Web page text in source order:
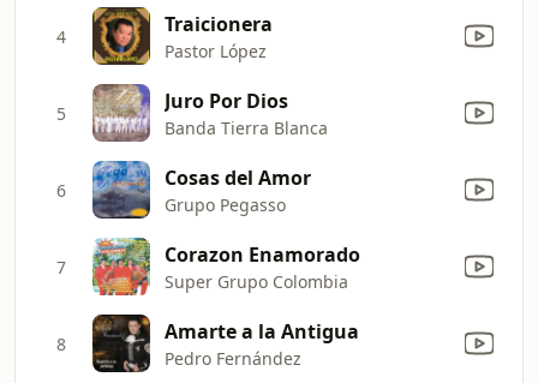
4 Traicionera
Pastor López
5 Juro Por Dios
Banda Tierra Blanca
6 Cosas del Amor
Grupo Pegasso
7 Corazon Enamorado
Super Grupo Colombia
8 Amarte a la Antigua
Pedro Fernández